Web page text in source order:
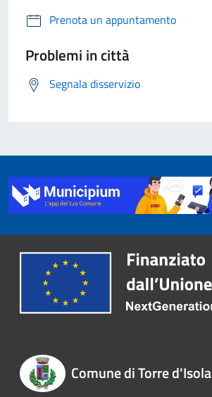
Prenota un appuntamento
Problemi in città
Segnala disservizio
Comune di Torre d'Isola